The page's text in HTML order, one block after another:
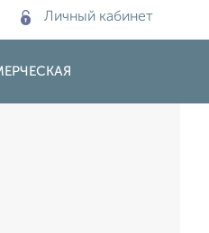
Личный кабинет